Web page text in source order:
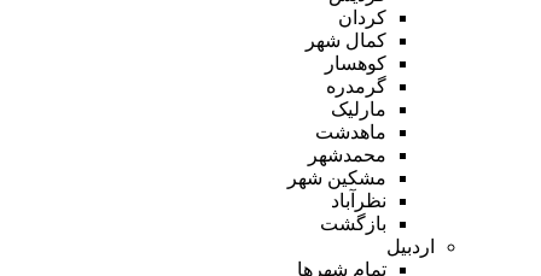
کردان
کمال شهر
کوهسار
گرمدره
مارلیک
ماهدشت
محمدشهر
مشکین شهر
نظرآباد
بازگشت
اردبیل
تمام شهر‌ها